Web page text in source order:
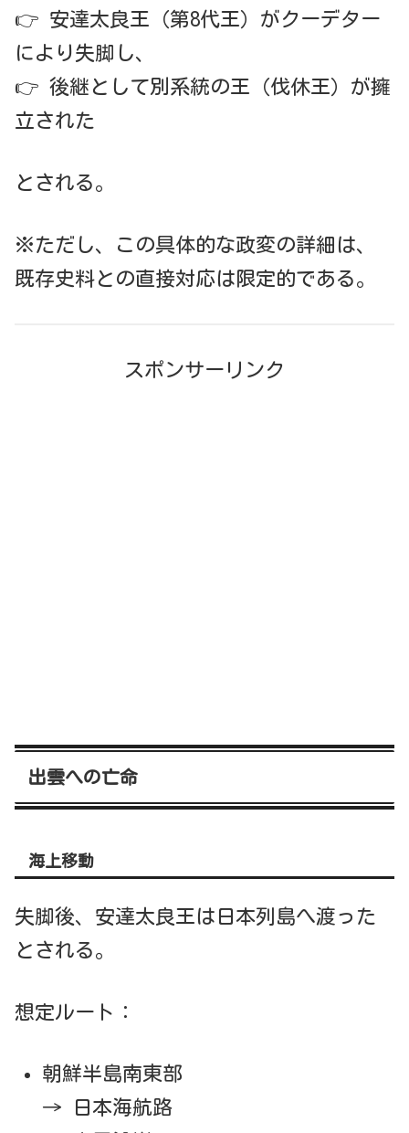
👉 安達太良王（第8代王）がクーデター
により失脚し、
👉 後継として別系統の王（伐休王）が擁
立された
とされる。
※ただし、この具体的な政変の詳細は、
既存史料との直接対応は限定的である。
スポンサーリンク
出雲への亡命
海上移動
失脚後、安達太良王は日本列島へ渡った
とされる。
想定ルート：
朝鮮半島南東部
→ 日本海航路